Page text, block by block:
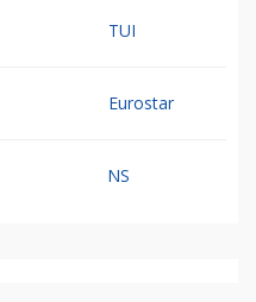
TUI
Eurostar
NS